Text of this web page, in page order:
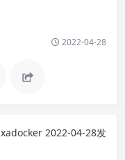
2022-04-28
xadocker 2022-04-28发